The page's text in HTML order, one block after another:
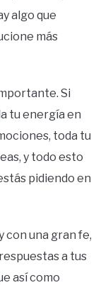
algo que
más
Si
tu energía en
toda tu
y todo esto
pidiendo en
con una gran fe,
a tus
así como